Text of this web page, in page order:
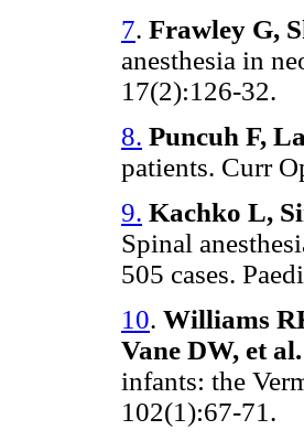
7. Frawley G,
anesthesia in
17(2):126-32.
8. Puncuh F,
patients. Curr
9. Kachko L,
Spinal
505 cases.
10. Williams
Vane DW, et al.
infants: the
102(1):67-71.